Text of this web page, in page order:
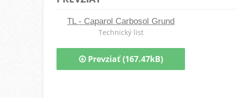
TL - Caparol Carbosol Grund
Technický list
Prevziať (167.47kB)